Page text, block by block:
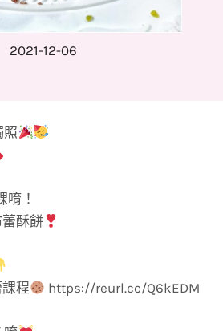
2021-12-06
照
唷！
酥餅
程
https://reurl.cc/Q6kEDM